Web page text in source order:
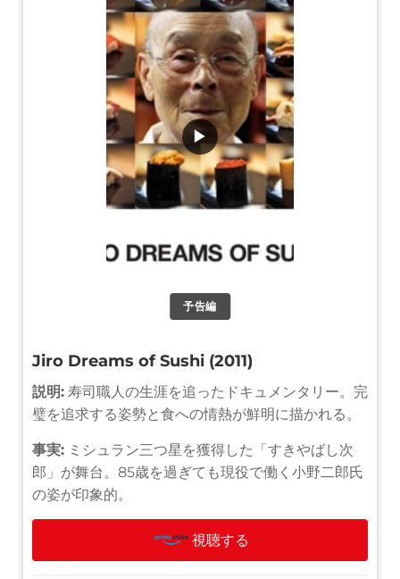
予告編
▶
Jiro Dreams of Sushi (2011)
説明: 寿司職人の生涯を追ったドキュメンタリー。完
璧を追求する姿勢と食への情熱が鮮明に描かれる。
事実: ミシュラン三つ星を獲得した「すきやばし次
郎」が舞台。85歳を過ぎても現役で働く小野二郎氏
の姿が印象的。
視聴する